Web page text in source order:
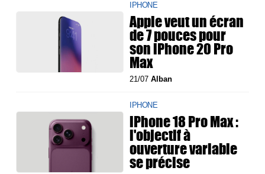
IPHONE
Apple veut un écran
de 7 pouces pour
son iPhone 20 Pro
Max
21/07Alban
IPHONE
iPhone 18 Pro Max :
l'objectif à
ouverture variable
se précise